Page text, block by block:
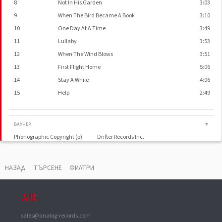
8 Not In His Garden
3:03
9
When The Bird Became A Book
3:10
10
One Day At A Time
3:49
11
Lullaby
3:53
12
When The Wind Blows
3:51
13
First Flight Home
5:06
14
Stay A While
4:06
15
Help 2:49
ВАУЧЕР ▼
Phonographic Copyright (p)
Drifter Records Inc.
НАЗАД ТЪРСЕНЕ ФИЛТРИ
sales@analog-records.com